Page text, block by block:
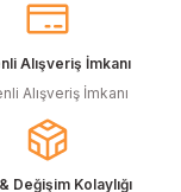
göz atmalısınız!
performansı
ödün
hacimli
sağlamanın en
Alışveriş İmkanı
Alışveriş İmkanı
Değişim Kolaylığı